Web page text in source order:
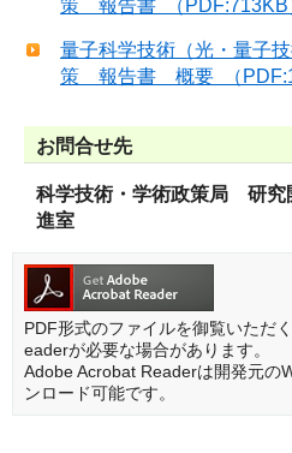
策 報告書 （PDF:713KB
量子科学技術（光・量子
策 報告書 概要 （
お問合せ先
科学技術・学術政策局 研
進室
PDF形式のファイルを御覧いただ
eaderが必要な場合があります。
Adobe Acrobat Readerは開発元の
ンロード可能です。